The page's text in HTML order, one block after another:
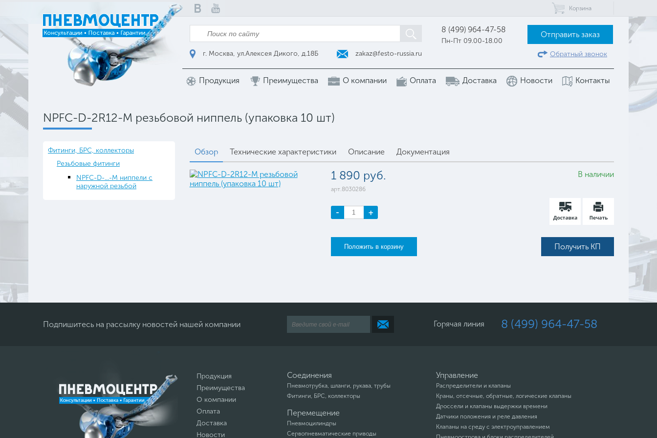
Корзина
г. Москва, ул.Алексея Дикого, д.18Б zakaz@festo-russia.ru
8 (499) 964-47-58
Пн-Пт 09.00-18.00
Отправить заказ
Обратный звонок
Продукция Преимущества О компании Оплата Доставка Новости Контакты
NPFC-D-2R12-M резьбовой ниппель (упаковка 10 шт)
Фитинги, БРС, коллекторы
Резьбовые фитинги
NPFC-D-...-M ниппели с
наружной резьбой
Обзор Технические характеристики Описание Документация
1 890 руб.
арт.8030286
В наличии
- +
Получить КП
Подпишитесь на рассылку новостей нашей компании Горячая линия 8 (499) 964-47-58
Продукция
Преимущества
О компании
Оплата
Доставка
Новости
Соединения
Пневмотрубка, шланги, рукава, трубы
Фитинги, БРС, коллекторы
Перемещение
Пневмоцилиндры
Сервопневматические приводы
Управление
Распределители и клапаны
Краны, отсечные, обратные, логические клапаны
Дроссели и клапаны выдержки времени
Датчики положения и реле давления
Клапаны на среду с электроуправлением